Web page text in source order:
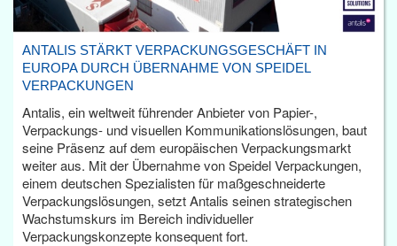
ANTALIS STÄRKT VERPACKUNGSGESCHÄFT IN
EUROPA DURCH ÜBERNAHME VON SPEIDEL
VERPACKUNGEN
Antalis, ein weltweit führender Anbieter von Papier-,
Verpackungs- und visuellen Kommunikationslösungen, baut
seine Präsenz auf dem europäischen Verpackungsmarkt
weiter aus. Mit der Übernahme von Speidel Verpackungen,
einem deutschen Spezialisten für maßgeschneiderte
Verpackungslösungen, setzt Antalis seinen strategischen
Wachstumskurs im Bereich individueller
Verpackungskonzepte konsequent fort.